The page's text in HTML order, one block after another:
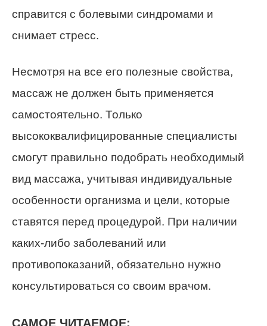
справится с болевыми синдромами и
снимает стресс.
Несмотря на все его полезные свойства,
массаж не должен быть применяется
самостоятельно. Только
высококвалифицированные специалисты
смогут правильно подобрать необходимый
вид массажа, учитывая индивидуальные
особенности организма и цели, которые
ставятся перед процедурой. При наличии
каких-либо заболеваний или
противопоказаний, обязательно нужно
консультироваться со своим врачом.
САМОЕ ЧИТАЕМОЕ: